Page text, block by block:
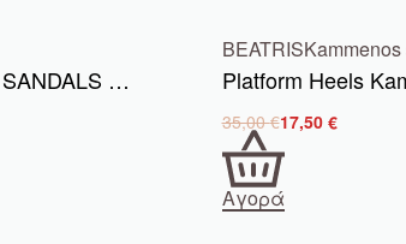
ENVIE STILETTO SANDALS E02-20889-97 BL
BEATRIS
35,00€17,50 €
Αγορά